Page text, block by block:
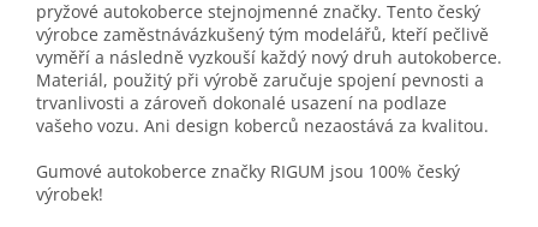
pryžové autokoberce stejnojmenné značky. Tento český
výrobce zaměstnávázkušený tým modelářů, kteří pečlivě
vyměří a následně vyzkouší každý nový druh autokoberce.
Materiál, použitý při výrobě zaručuje spojení pevnosti a
trvanlivosti a zároveň dokonalé usazení na podlaze
vašeho vozu. Ani design koberců nezaostává za kvalitou.
Gumové autokoberce značky RIGUM jsou 100% český
výrobek!